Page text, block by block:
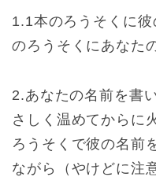
1.1本のろうそくに
のろうそくにあなた
2.あなたの名前を書
さしく温めてからに
ろうそくで彼の名前
ながら（やけどに注